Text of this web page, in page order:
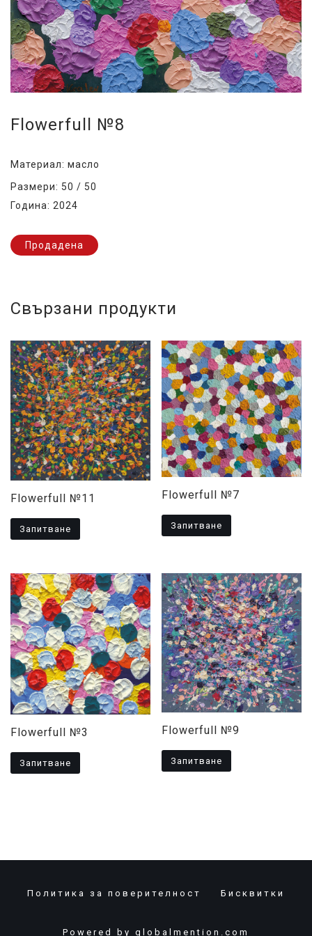
Flowerfull №8
Материал: масло
Размери: 50 / 50
Година: 2024
Продадена
Свързани продукти
Flowerfull №11
Запитване
Flowerfull №7
Запитване
Flowerfull №3
Запитване
Flowerfull №9
Запитване
Политика за поверителност Бисквитки
Powered by globalmention.com